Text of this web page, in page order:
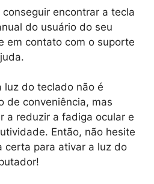
encontrar a tecla
do usuário do seu
em contato com o suporte
luz do teclado não é
de conveniência, mas
a reduzir a fadiga ocular e
Então, não hesite
certa para ativar a luz do